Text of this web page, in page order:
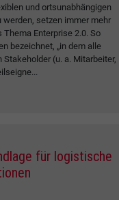
und ortsunabhängigen
setzen immer mehr
Enterprise 2.0. So
bezeichnet, „in dem alle
Stakeholder (u. a. Mitarbeiter,
für logistische